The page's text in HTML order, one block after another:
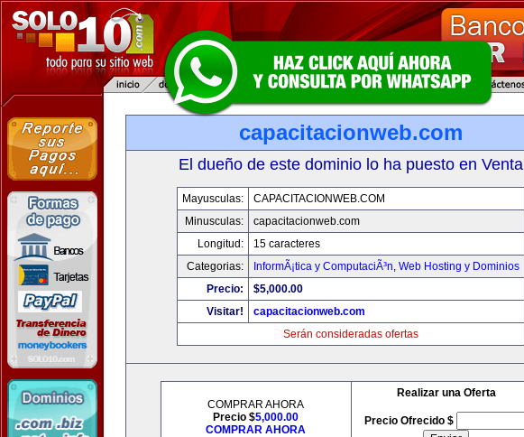
capacitacionweb.com
El dueño de este dominio lo ha puesto en Venta
Mayusculas:
CAPACITACIONWEB.COM
Minusculas:
capacitacionweb.com
Longitud:
15 caracteres
Categorias:
InformÃ¡tica y ComputaciÃ³n, Web Hosting y Dominios
Precio:
$5,000.00
Visitar!
capacitacionweb.com
Serán consideradas ofertas
COMPRAR AHORA
Precio $5,000.00
COMPRAR AHORA
Realizar una Oferta
Precio Ofrecido $